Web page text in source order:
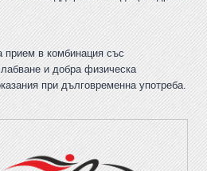
прием в комбинация със
и добра физическа
при дълговременна употреба.